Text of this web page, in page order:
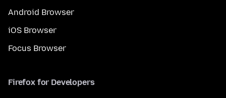
Android Browser
iOS Browser
Focus Browser
Firefox for Developers